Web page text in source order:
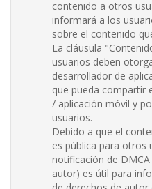
contenido a otros
informará a los
sobre el contenido
La cláusula
usuarios deben
desarrollador de
que pueda compartir
/ aplicación móvil y
usuarios.
Debido a que el
es pública para otros
notificación de
autor) es útil para